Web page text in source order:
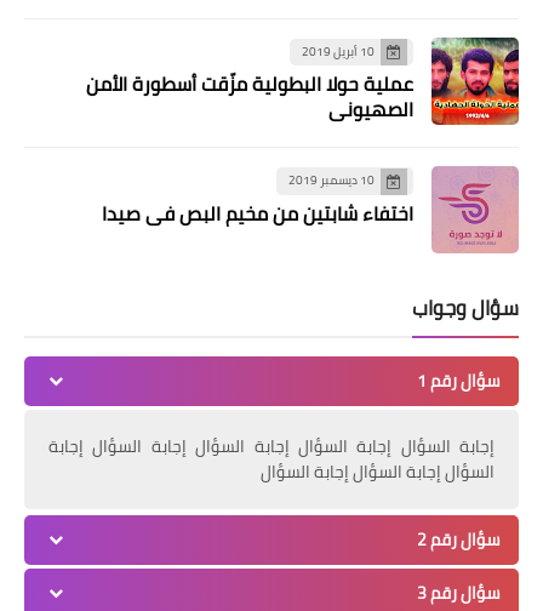
أخبار البص
*بالفيديو:ثالث المرحوم ""عبد القادر
أخبار البص
10 أبريل 2019
عملية حولا البطولية مزّقت أسطورة الأمن
الصهيوني
10 ديسمبر 2019
اختفاء شابتين من مخيم البص في صيدا
سؤال وجواب
سؤال رقم 1
إجابة السؤال إجابة السؤال إجابة السؤال إجابة السؤال إجابة
السؤال إجابة السؤال إجابة السؤال
سؤال رقم 2
سؤال رقم 3